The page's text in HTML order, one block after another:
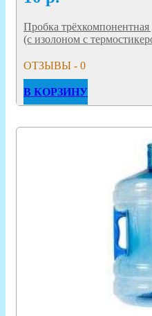
Пробка
(с изолоном с
ОТЗЫВЫ - 0
В КОРЗИНУ